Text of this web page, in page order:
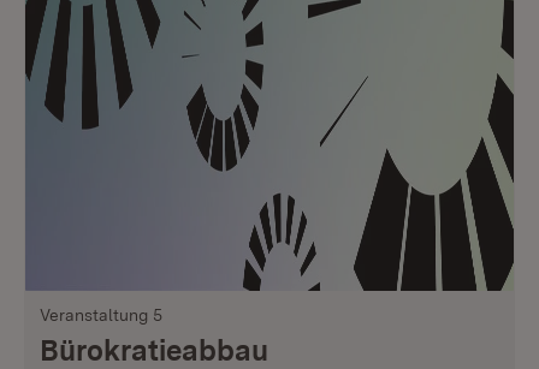
Veranstaltung 5
Bürokratieabbau